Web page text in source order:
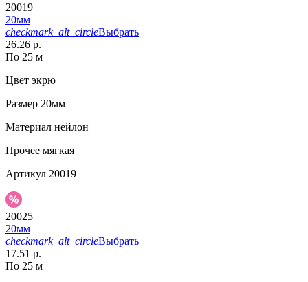
20019
20мм
checkmark_alt_circleВыбрать
26.26 р.
По 25 м
Цвет экрю
Размер 20мм
Материал нейлон
Прочее мягкая
Артикул 20019
20025
20мм
checkmark_alt_circleВыбрать
17.51 р.
По 25 м